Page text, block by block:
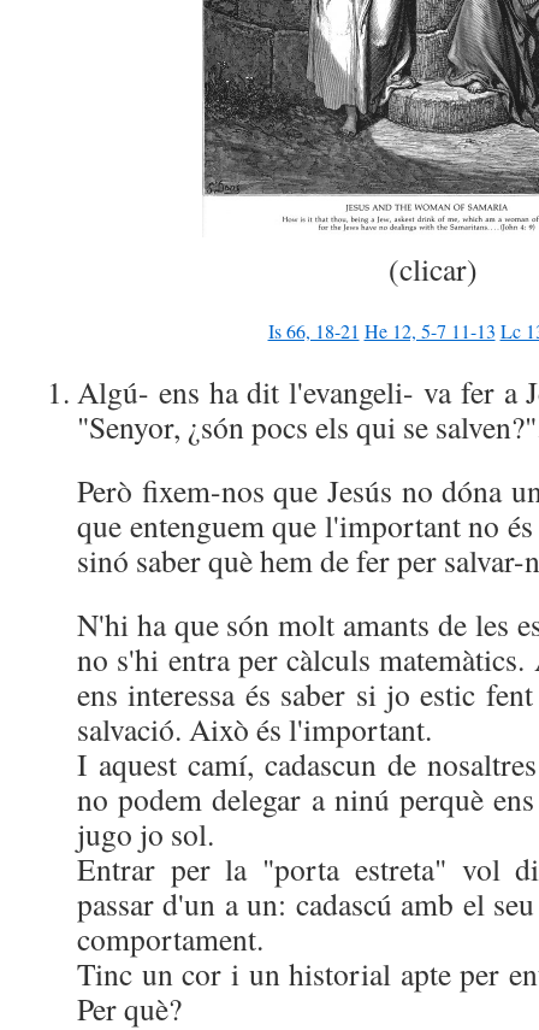
(clicar)
Is 66, 18-21 He 12, 5-7 11-13 Lc
Algú- ens ha dit l'evangeli- va fer a
"Senyor, ¿són pocs els qui se
Però fixem-nos que Jesús no dóna
que entenguem que l'important no és
sinó saber què hem de fer per salvar-
N'hi ha que són molt amants de les
no s'hi entra per càlculs
ens interessa és saber si jo estic
salvació. Això és l'important.
I aquest camí, cadascun de
no podem delegar a ninú perquè
jugo jo sol.
Entrar per la "porta estreta" vol
passar d'un a un: cadascú amb el
comportament.
Tinc un cor i un historial apte per
Per què?